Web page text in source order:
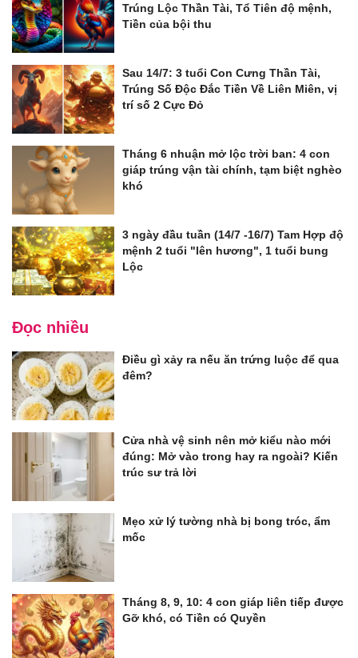
Trúng Lộc Thần Tài, Tổ Tiên độ mệnh,
Tiền của bội thu
Sau 14/7: 3 tuổi Con Cưng Thần Tài,
Trúng Số Độc Đắc Tiền Về Liên Miên, vị
trí số 2 Cực Đỏ
Tháng 6 nhuận mở lộc trời ban: 4 con
giáp trúng vận tài chính, tạm biệt nghèo
khó
3 ngày đầu tuần (14/7 -16/7) Tam Hợp độ
mệnh 2 tuổi "lên hương", 1 tuổi bung
Lộc
Đọc nhiều
Điều gì xảy ra nếu ăn trứng luộc để qua
đêm?
Cửa nhà vệ sinh nên mở kiểu nào mới
đúng: Mở vào trong hay ra ngoài? Kiến
trúc sư trả lời
Mẹo xử lý tường nhà bị bong tróc, ẩm
mốc
Tháng 8, 9, 10: 4 con giáp liên tiếp được
Gỡ khó, có Tiền có Quyền